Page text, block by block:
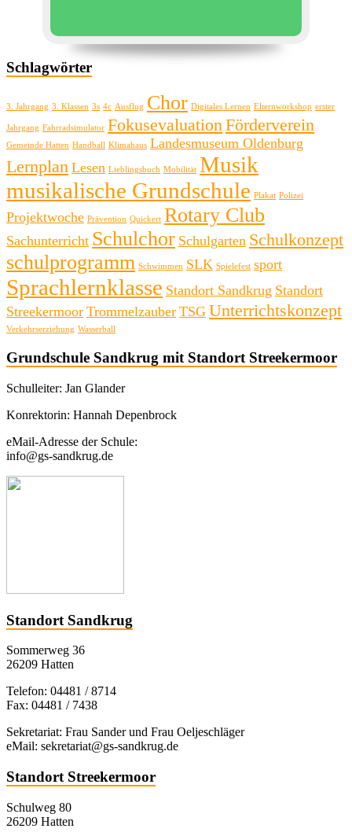
Schlagwörter
3. Jahrgang 3. Klassen 3s 4c Ausflug Chor Digitales Lernen Elternworkshop erster
Jahrgang Fahrradsimulator Fokusevaluation Förderverein
Gemeinde Hatten Handball Klimahaus Landesmuseum Oldenburg
Lernplan Lesen Lieblingsbuch Mobilität Musik
musikalische Grundschule Plakat Polizei
Projektwoche Prävention Quickert Rotary Club
Sachunterricht Schulchor Schulgarten Schulkonzept
schulprogramm Schwimmen SLK Spielefest sport
Sprachlernklasse Standort Sandkrug Standort
Streekermoor Trommelzauber TSG Unterrichtskonzept
Verkehrserziehung Wasserball
Grundschule Sandkrug mit Standort Streekermoor
Schulleiter: Jan Glander
Konrektorin: Hannah Depenbrock
eMail-Adresse der Schule:
info@gs-sandkrug.de
Standort Sandkrug
Sommerweg 36
26209 Hatten
Telefon: 04481 / 8714
Fax: 04481 / 7438
Sekretariat: Frau Sander und Frau Oeljeschläger
eMail: sekretariat@gs-sandkrug.de
Standort Streekermoor
Schulweg 80
26209 Hatten